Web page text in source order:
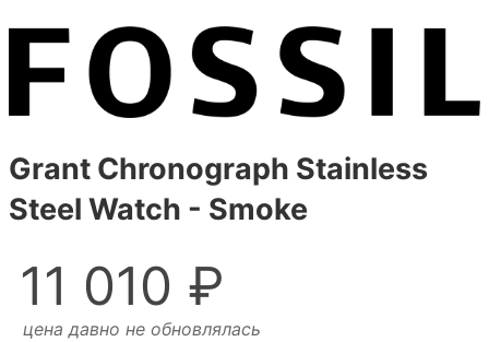
Grant Chronograph Stainless
Steel Watch - Smoke
11 010 ₽
цена давно не обновлялась